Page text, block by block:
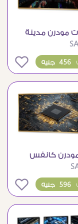
مودرن مدينة
خيالية
456 جنيه
مودرن كانفس
بشبكه
596 جنيه